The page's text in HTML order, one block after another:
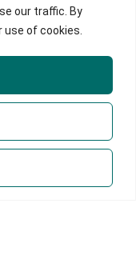
our traffic. By
of cookies.